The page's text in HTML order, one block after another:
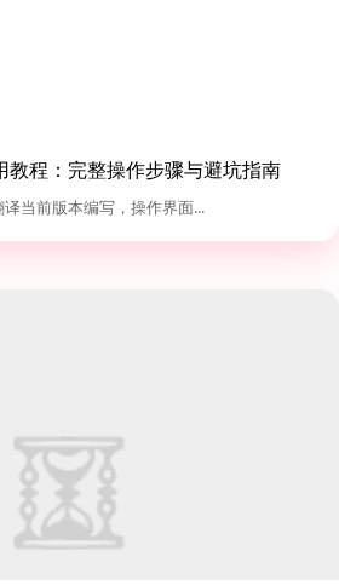
教程：完整操作步骤与避坑指南
当前版本编写，操作界面...